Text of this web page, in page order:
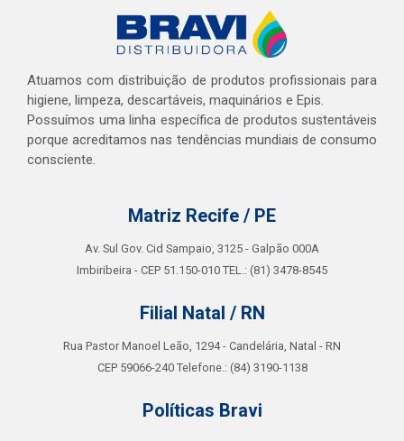
Atuamos com distribuição de produtos profissionais para
higiene, limpeza, descartáveis, maquinários e Epis.
Possuímos uma linha específica de produtos sustentáveis
porque acreditamos nas tendências mundiais de consumo
consciente.
Matriz Recife / PE
Av. Sul Gov. Cid Sampaio, 3125 - Galpão 000A
Imbiribeira - CEP 51.150-010 TEL.: (81) 3478-8545
Filial Natal / RN
Rua Pastor Manoel Leão, 1294 - Candelária, Natal - RN
CEP 59066-240 Telefone.: (84) 3190-1138
Políticas Bravi